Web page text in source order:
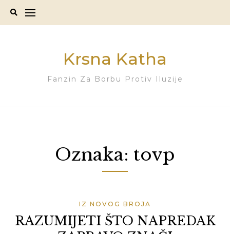
Krsna Katha
Fanzin Za Borbu Protiv Iluzije
Oznaka: tovp
IZ NOVOG BROJA
RAZUMIJETI ŠTO NAPREDAK